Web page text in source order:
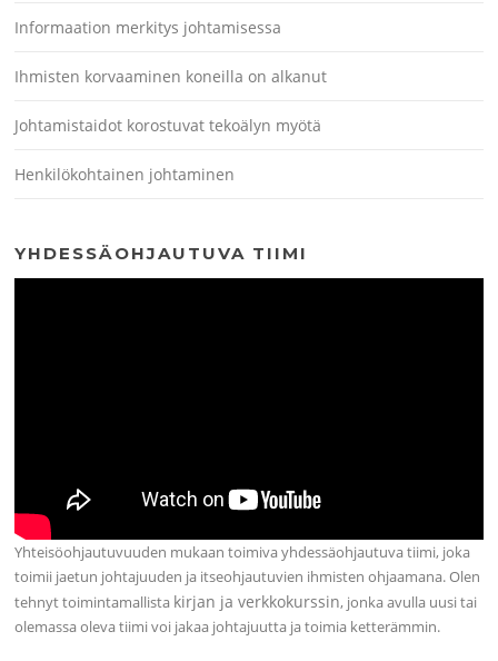
Informaation merkitys johtamisessa
Ihmisten korvaaminen koneilla on alkanut
Johtamistaidot korostuvat tekoälyn myötä
Henkilökohtainen johtaminen
YHDESSÄOHJAUTUVA TIIMI
Yhteisöohjautuvuuden mukaan toimiva yhdessäohjautuva tiimi, joka
toimii jaetun johtajuuden ja itseohjautuvien ihmisten ohjaamana. Olen
tehnyt toimintamallista kirjan ja verkkokurssin, jonka avulla uusi tai
olemassa oleva tiimi voi jakaa johtajuutta ja toimia ketterämmin.